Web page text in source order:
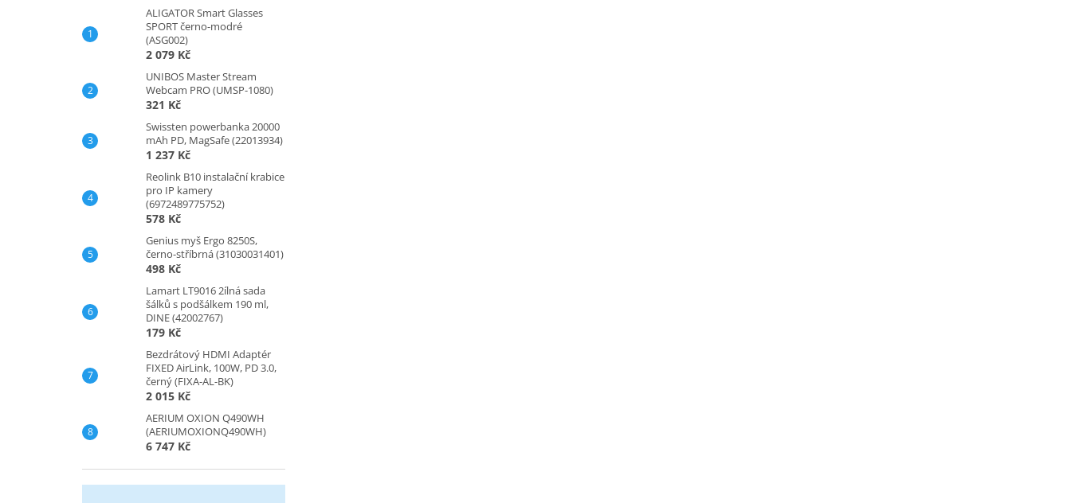
ALIGATOR Smart Glasses
SPORT černo-modré
(ASG002)
2 079 Kč
UNIBOS Master Stream
Webcam PRO (UMSP-1080)
321 Kč
Swissten powerbanka 20000
mAh PD, MagSafe (22013934)
1 237 Kč
Reolink B10 instalační krabice
pro IP kamery
(6972489775752)
578 Kč
Genius myš Ergo 8250S,
černo-stříbrná (31030031401)
498 Kč
Lamart LT9016 2ílná sada
šálků s podšálkem 190 ml,
DINE (42002767)
179 Kč
Bezdrátový HDMI Adaptér
FIXED AirLink, 100W, PD 3.0,
černý (FIXA-AL-BK)
2 015 Kč
AERIUM OXION Q490WH
(AERIUMOXIONQ490WH)
6 747 Kč